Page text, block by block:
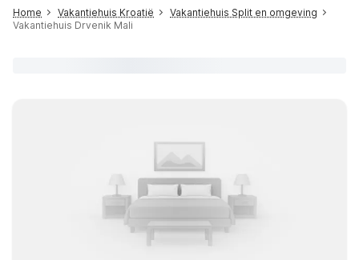
Home Vakantiehuis Kroatië
Vakantiehuis Split en omgeving
Vakantiehuis Drvenik Mali